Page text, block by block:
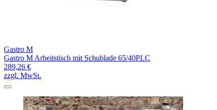
Gastro M
Gastro M Arbeitstisch mit Schublade 65/40PLC
289,26 €
zzgl. MwSt.